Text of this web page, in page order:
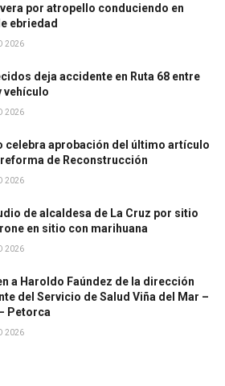
por atropello conduciendo en
ebriedad
2026
deja accidente en Ruta 68 entre
vehículo
2026
celebra aprobación del último artículo
de Reconstrucción
2026
de alcaldesa de La Cruz por sitio
en sitio con marihuana
2026
a Haroldo Faúndez de la dirección
del Servicio de Salud Viña del Mar –
Petorca
2026